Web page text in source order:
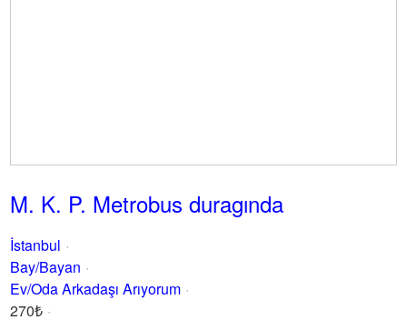
M. K. P. Metrobus duragında
İstanbul
Bay/Bayan
Ev/Oda Arkadaşı Arıyorum
270₺